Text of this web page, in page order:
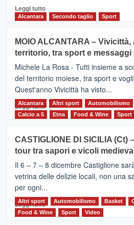
Leggi tuttoLeggi
Torna
la
Supermaratona
dell’Etna
Alcantara Secondo taglio Sport
MOIO ALCANTARA –
territorio, tra sport e messaggi
Michele La Rosa - Tutti insieme a
del territorio moiese, tra sport e
Quest'anno Vivicittà ha visto...
Leggi tutto Leggi
MOIO
ALCANTARA
–
Vivicittà,
alla
scoperta
del
territorio,
Alcantara Altri sport Automobilismo
Calcio a 5
Etna Food & Wine Sport
CASTIGLIONE DI SICILIA (Ct)
tour tra sapori e vicoli
Il 6 – 7 – 8 dicembre Castiglione
vetrina delle delizie locali, non una
per ogni...
Leggi tuttoLeggi
di
Altri sport Automobilismo Basket
Food & Wine
Sport Video